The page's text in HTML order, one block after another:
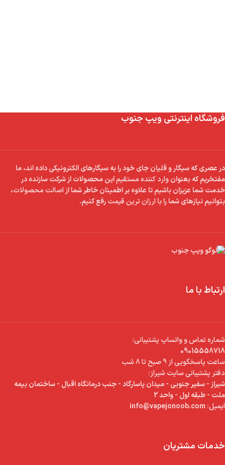
فروشگاه اینترنتی ویپ جنوب
در عصری که سیگار و قلیان جای خود را به سیگارهای الکترونیکی داده اند، ما
مفتخریم که بعنوانوارد کننده مستقیماین محصولات از شرکت سازنده در
خدمت شما عزیزان باشیم تا علاوه بر اطمینان خاطر شما از اصالت محصولات،
بتوانیم نیازهای شما را باارزان ترین قیمترفع کنیم.
ارتباط با ما
شماره تماس و واتساپ پشتیبانی:
09015558718
ساعت پاسخگویی از 9 صبح تا 8 شب
دفتر پشتیبانی سایت شیراز:
شیراز - سفیر جنوبی - میدان پاسارگاد - جنب درمانگاه اقبال - ساختمان بیمه
ملت - طبقه اول - واحد 2
ایمیل:
خدمات مشتریان